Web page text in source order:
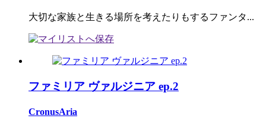
大切な家族と生きる場所を考えたりもするファンタ...
ファミリア ヴァルジニア ep.2
CronusAria